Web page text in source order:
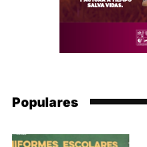
Populares